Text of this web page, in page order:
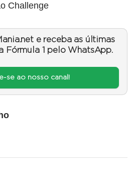
Challenge
e receba as últimas
Fórmula 1 pelo WhatsApp.
se ao nosso canal!